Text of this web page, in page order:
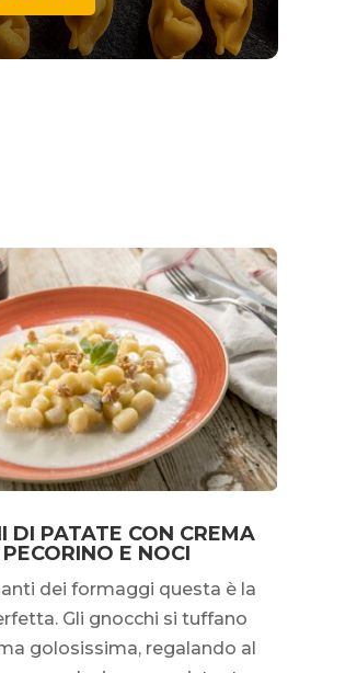
DI PATATE CON CREMA
E NOCI
dei formaggi questa è la
Gli gnocchi si tuffano
golosissima, regalando al